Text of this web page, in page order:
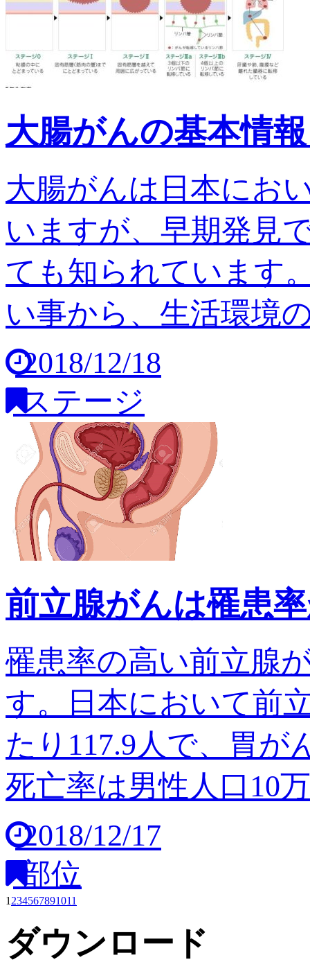
大腸がんの基本情
大腸がんは日本にお
いますが、早期発見
ても知られています
い事から、生活環境
2018/12/18
ステージ
前立腺がんは罹患
罹患率の高い前立腺
す。日本において前
たり117.9人で、胃が
死亡率は男性人口10
2018/12/17
部位
1 234567891011
ダウンロード